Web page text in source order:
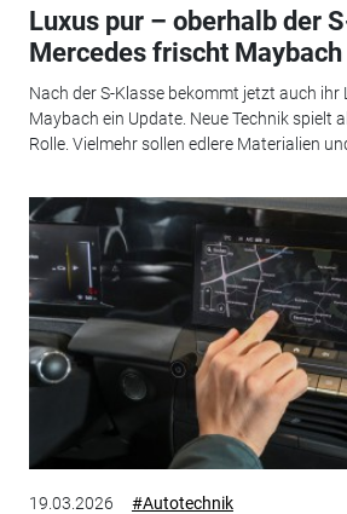
Luxus pur – oberhalb der
Mercedes frischt
Nach der S-Klasse bekommt jetzt auch ihr
Maybach ein Update. Neue Technik spielt
Rolle. Vielmehr sollen edlere Materialien
19.03.2026 #Autotechnik